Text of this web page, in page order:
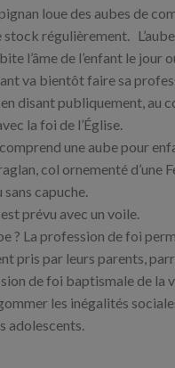
loue des aubes de
régulièrement.
l’âme de l’enfant le jour
va bientôt faire sa
disant publiquement, au
la foi de l’Église.
une aube pour
col ornementé d’une
capuche.
prévu avec un voile.
? La profession de foi
pris par leurs parents,
de foi baptismale de la
les inégalités
adolescents.